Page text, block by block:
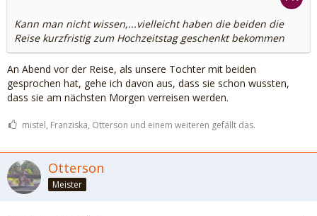
Kann man nicht wissen,...vielleicht haben die beiden die
Reise kurzfristig zum Hochzeitstag geschenkt bekommen
An Abend vor der Reise, als unsere Tochter mit beiden
gesprochen hat, gehe ich davon aus, dass sie schon wussten,
dass sie am nächsten Morgen verreisen werden.
mistel, Franziska, Otterson und einem weiteren gefällt das.
Otterson
Meister